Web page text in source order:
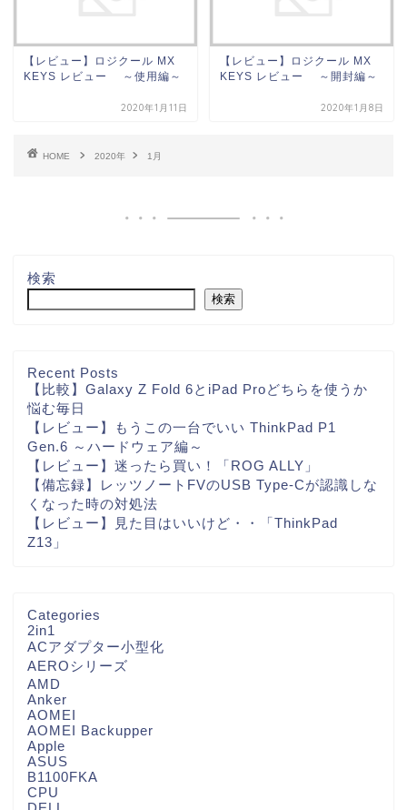
【レビュー】ロジクール MX
KEYS レビュー ～使用編～
2020年1月11日
【レビュー】ロジクール MX
KEYS レビュー ～開封編～
2020年1月8日
HOME 2020年 1月
検索
検索
Recent Posts
【比較】Galaxy Z Fold 6とiPad Proどちらを使うか
悩む毎日
【レビュー】もうこの一台でいい ThinkPad P1
Gen.6 ～ハードウェア編～
【レビュー】迷ったら買い！「ROG ALLY」
【備忘録】レッツノートFVのUSB Type-Cが認識しな
くなった時の対処法
【レビュー】見た目はいいけど・・「ThinkPad
Z13」
Categories
2in1
ACアダプター小型化
AEROシリーズ
AMD
Anker
AOMEI
AOMEI Backupper
Apple
ASUS
B1100FKA
CPU